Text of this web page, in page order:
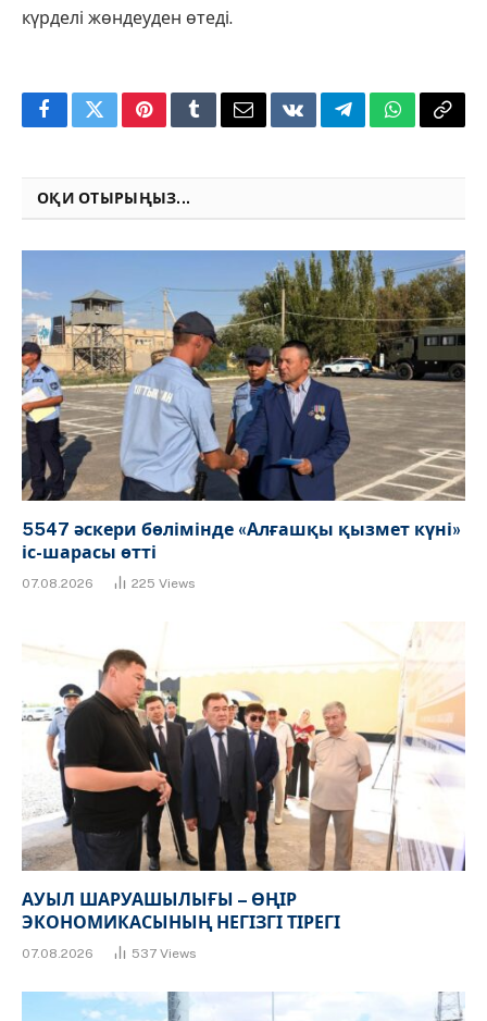
күрделі жөндеуден өтеді.
FacebookTwitterPinterestTumblrEmailVKontakteTelegramWhatsApp
Copy
ОҚИ ОТЫРЫҢЫЗ...
5547 әскери бөлімінде «Алғашқы қызмет күні»
іс-шарасы өтті
07.08.2026 225 Views
АУЫЛ ШАРУАШЫЛЫҒЫ – ӨҢІР
ЭКОНОМИКАСЫНЫҢ НЕГІЗГІ ТІРЕГІ
07.08.2026 537 Views